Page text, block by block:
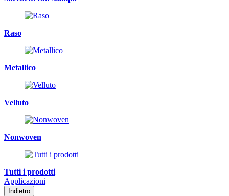
Raso
Metallico
Velluto
Nonwoven
Tutti i prodotti
Applicazioni
Indietro